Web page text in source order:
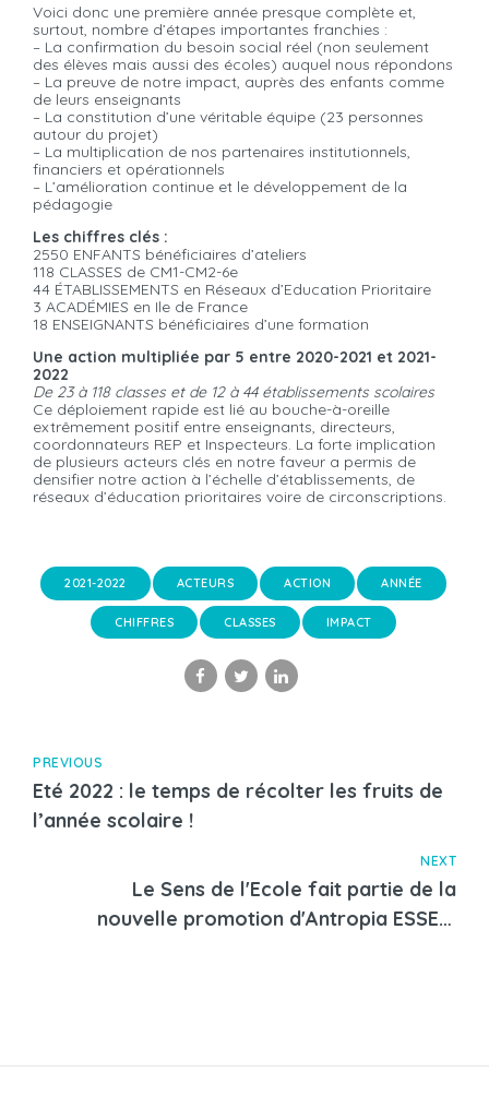
Voici donc une première année presque complète et,
surtout, nombre d’étapes importantes franchies :
– La confirmation du besoin social réel (non seulement
des élèves mais aussi des écoles) auquel nous répondons
– La preuve de notre impact, auprès des enfants comme
de leurs enseignants
– La constitution d’une véritable équipe (23 personnes
autour du projet)
– La multiplication de nos partenaires institutionnels,
financiers et opérationnels
– L’amélioration continue et le développement de la
pédagogie
Les chiffres clés :
2550 ENFANTS bénéficiaires d’ateliers
118 CLASSES de CM1-CM2-6e
44 ÉTABLISSEMENTS en Réseaux d’Education Prioritaire
3 ACADÉMIES en Ile de France
18 ENSEIGNANTS bénéficiaires d’une formation
Une action multipliée par 5 entre 2020-2021 et 2021-
2022
De 23 à 118 classes et de 12 à 44 établissements scolaires
Ce déploiement rapide est lié au bouche-à-oreille
extrêmement positif entre enseignants, directeurs,
coordonnateurs REP et Inspecteurs. La forte implication
de plusieurs acteurs clés en notre faveur a permis de
densifier notre action à l’échelle d’établissements, de
réseaux d’éducation prioritaires voire de circonscriptions.
2021-2022 ACTEURS ACTION ANNÉE
CHIFFRES CLASSES IMPACT
PREVIOUS
Eté 2022 : le temps de récolter les fruits de
l’année scolaire !
NEXT
Le Sens de l'Ecole fait partie de la
nouvelle promotion d'Antropia ESSEC,